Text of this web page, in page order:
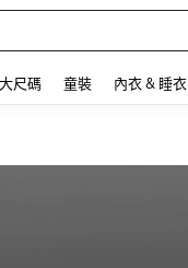
大尺碼 童裝 內衣 & 睡衣